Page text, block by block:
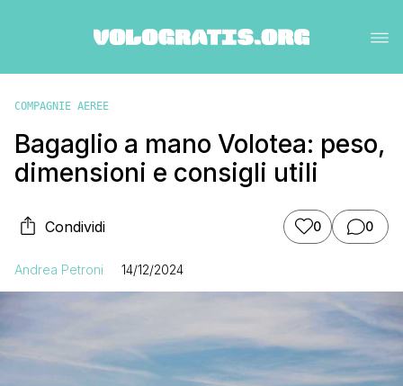
COMPAGNIE AEREE
Bagaglio a mano Volotea: peso,
dimensioni e consigli utili
Condividi 0 0
Andrea Petroni 14/12/2024